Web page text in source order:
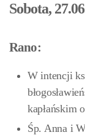
Sobota,
Rano:
W intencji
kapłańskim
Śp. Anna i